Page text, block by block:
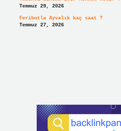
Temmuz 29, 2026
Feribotla Ayvalık kaç saat ?
Temmuz 27, 2026